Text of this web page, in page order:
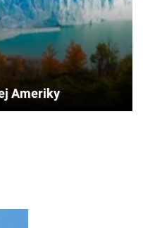
Ameriky